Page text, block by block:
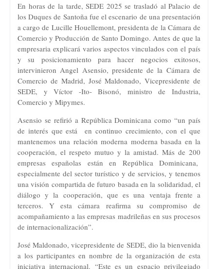
En horas de la tarde, SEDE 2025 se trasladó al Palacio de
los Duques de Santoña fue el escenario de una presentación
a cargo de Lucille Houellemont, presidenta de la Cámara de
Comercio y Producción de Santo Domingo. Antes de que la
empresaria explicará varios aspectos vinculados con el país
y su posicionamiento para hacer negocios exitosos,
intervinieron Angel Asensio, presidente de la Cámara de
Comercio de Madrid, José Maldonado, Vicepresidente de
SEDE, y Víctor -Ito- Bisonó, ministro de Industria,
Comercio y Mipymes.
Asensio se refirió a República Dominicana como “un país
de interés que está en continuo crecimiento, con el que
mantenemos una relación moderna moderna basada en la
cooperación, el respeto mutuo y la amistad. Más de 200
empresas españolas están en República Dominicana,
especialmente del sector turístico y de servicios, y tenemos
una visión compartida de futuro basada en la solidaridad, el
diálogo y la cooperación, que es una ventaja frente a
terceros. Y esta cámara reafirma su compromiso de
acompañamiento a las empresas madrileñas en sus procesos
de internacionalización”.
José Maldonado, vicepresidente de SEDE, dio la bienvenida
a los participantes en nombre de la organización de esta
iniciativa internacional. “Este es un espacio privilegiado